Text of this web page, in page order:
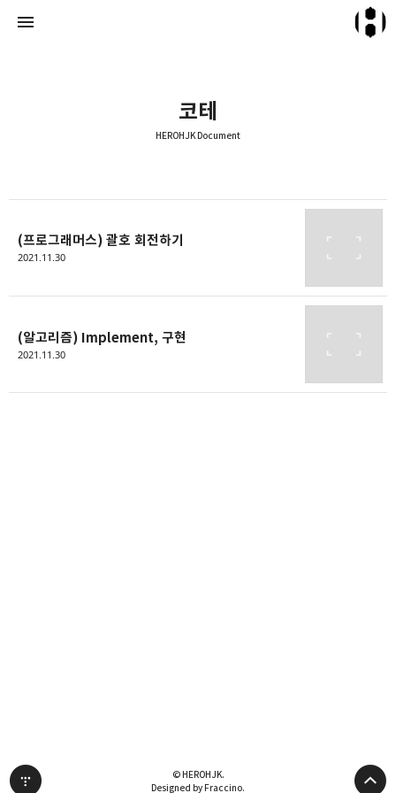
코테
HEROHJK Document
(프로그래머스) 괄호 회전하기
2021.11.30
(알고리즘) Implement, 구현
2021.11.30
HEROHJK Document
© HEROHJK.
Designed by Fraccino.